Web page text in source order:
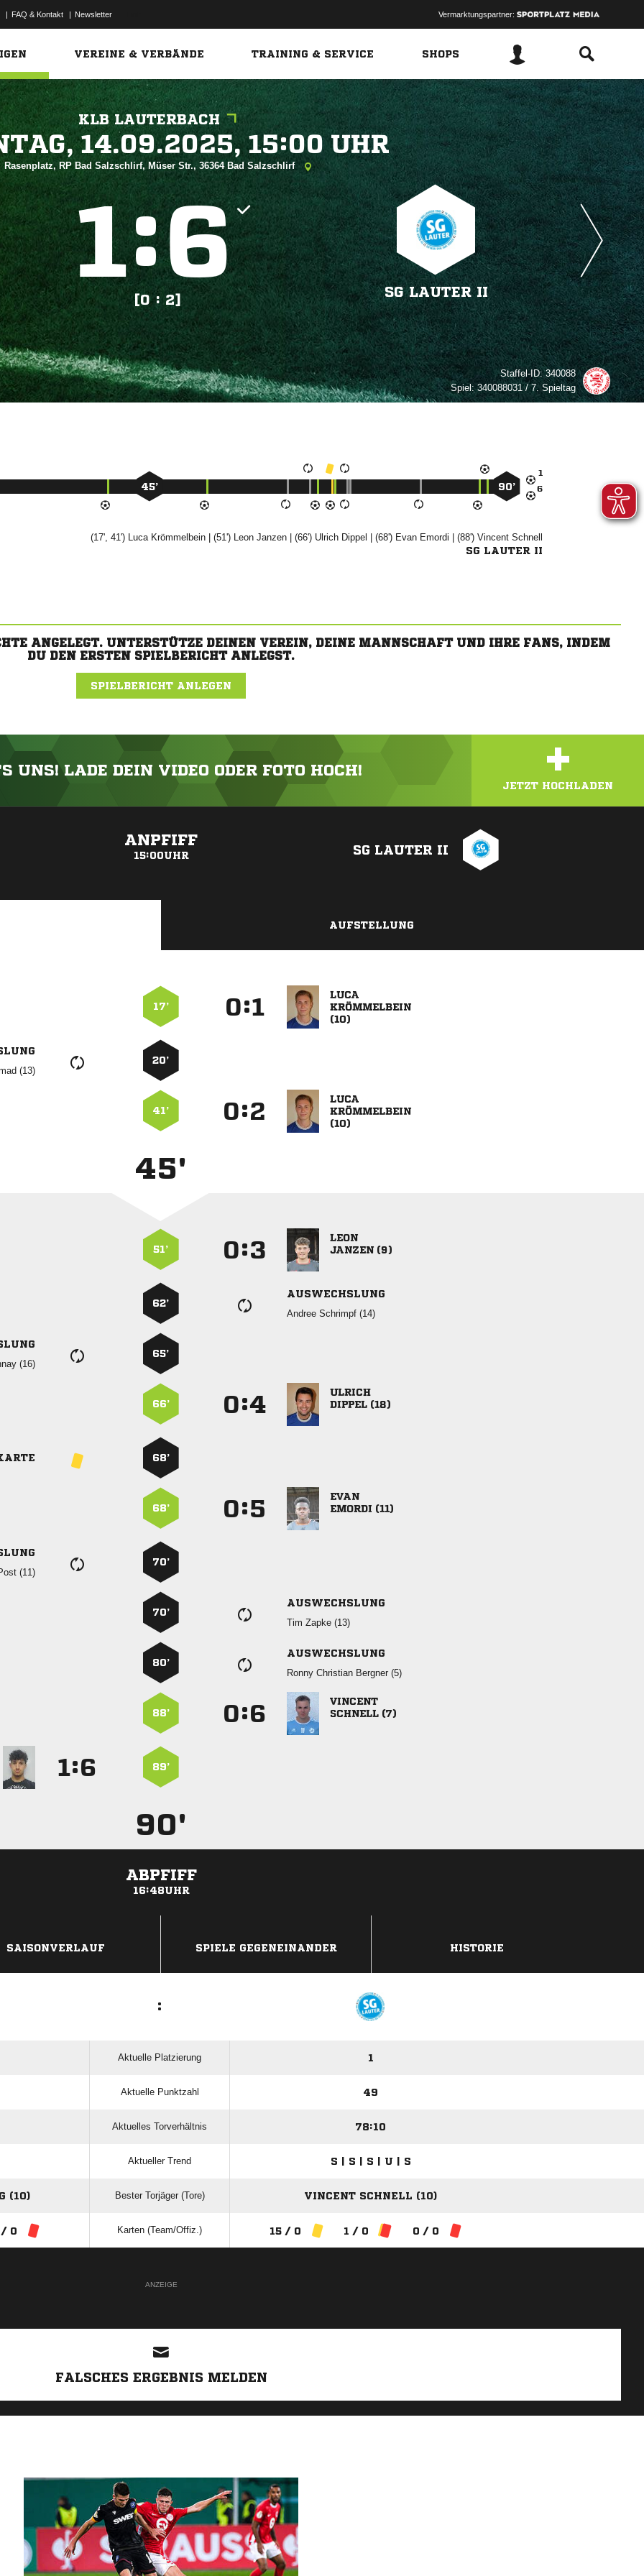
| FAQ & Kontakt | Newsletter Vermarktungspartner:
VEREINE & VERBÄNDE TRAINING & SERVICE SHOPS
KLB LAUTERBACH
  
Rasenplatz, RP Bad Salzschlirf, Müser Str., 36364 Bad Salzschlirf
:
[0 : 2]
SG LAUTER II
Staffel-ID:340088
Spiel:340088031 / 7. Spieltag


45’ 90’
(17', 41')   | (51')   | (66')   | (68')   | (88') 
SG LAUTER II
ANGELEGT. UNTERSTÜTZE DEINEN VEREIN, DEINE MANNSCHAFT UND IHRE FANS, INDEM
DU DEN ERSTEN SPIELBERICHT ANLEGST.
SPIELBERICHT ANLEGEN
UNS! LADE DEIN VIDEO ODER FOTO HOCH! +
JETZT HOCHLADEN
ANPFIFF
15:00UHR SG LAUTER II
AUFSTELLUNG
17’ :




20’
41’ :



45'
51’ :

 
62’
AUSWECHSLUNG
  

65’
66’ :

 
68’
68’ :

 

70’
70’
AUSWECHSLUNG
  
80’
AUSWECHSLUNG
   
88’ :

 
: 89’
90'
ABPFIFF
16:48UHR
SAISONVERLAUF SPIELE GEGENEINANDER HISTORIE
:
Aktuelle Platzierung 1
Aktuelle Punktzahl 49
Aktuelles Torverhältnis 78:10
Aktueller Trend S | S | S | U | S
(10) Bester Torjäger (Tore) VINCENT SCHNELL (10)
/ 0 Karten (Team/Offiz.) 15 / 0 1 / 0 0 / 0
ANZEIGE
FALSCHES ERGEBNIS MELDEN